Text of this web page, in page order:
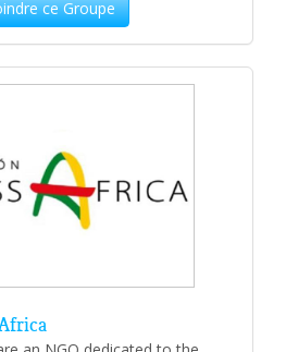
ce Groupe